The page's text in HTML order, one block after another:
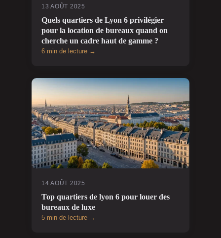
13 AOÛT 2025
Quels quartiers de Lyon 6 privilégier
pour la location de bureaux quand on
cherche un cadre haut de gamme ?
6 min de lecture →
14 AOÛT 2025
Top quartiers de lyon 6 pour louer des
bureaux de luxe
5 min de lecture →